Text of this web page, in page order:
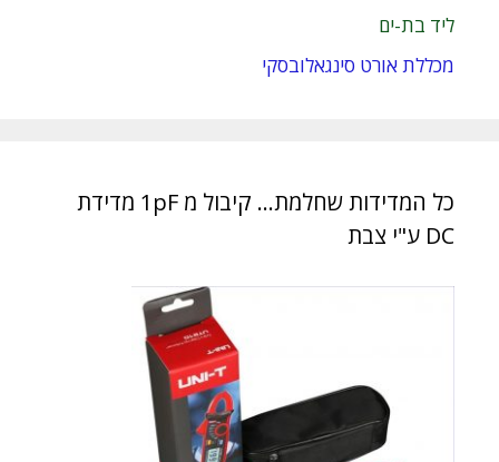
ליד בת-ים
מכללת אורט סינגאלובסקי
כל המדידות שחלמת… קיבול מ 1pF מדידת
DC ע"י צבת